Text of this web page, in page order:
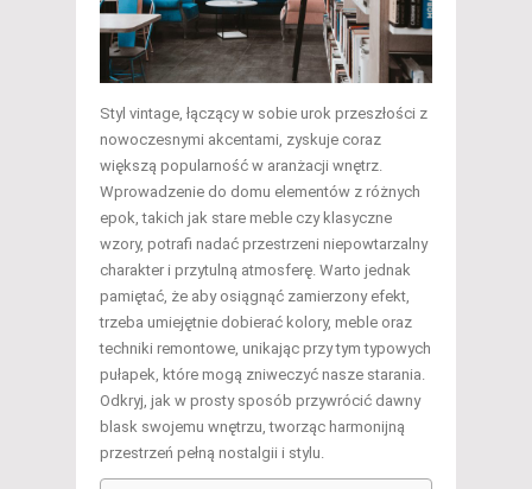
Styl vintage, łączący w sobie urok przeszłości z
nowoczesnymi akcentami, zyskuje coraz
większą popularność w aranżacji wnętrz.
Wprowadzenie do domu elementów z różnych
epok, takich jak stare meble czy klasyczne
wzory, potrafi nadać przestrzeni niepowtarzalny
charakter i przytulną atmosferę. Warto jednak
pamiętać, że aby osiągnąć zamierzony efekt,
trzeba umiejętnie dobierać kolory, meble oraz
techniki remontowe, unikając przy tym typowych
pułapek, które mogą zniweczyć nasze starania.
Odkryj, jak w prosty sposób przywrócić dawny
blask swojemu wnętrzu, tworząc harmonijną
przestrzeń pełną nostalgii i stylu.